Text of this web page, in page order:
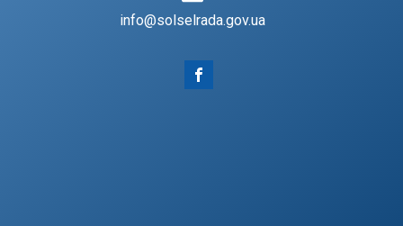
info@solselrada.gov.ua